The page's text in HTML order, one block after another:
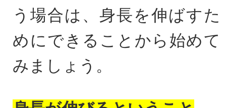
う場合は、身長を伸ばすた
めにできることから始めて
みましょう。